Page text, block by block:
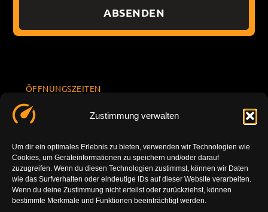
Zustimmung verwalten
Um dir ein optimales Erlebnis zu bieten, verwenden wir Technologien wie
Cookies, um Geräteinformationen zu speichern und/oder darauf
zuzugreifen. Wenn du diesen Technologien zustimmst, können wir Daten
wie das Surfverhalten oder eindeutige IDs auf dieser Website verarbeiten.
Wenn du deine Zustimmung nicht erteilst oder zurückziehst, können
bestimmte Merkmale und Funktionen beeinträchtigt werden.
ABSENDEN
ÖFFNUNGSZEITEN
Sa. 10.00 -
14.00
So.
geschlossen
INFORMATION
7777801
info@tuning-
vor-ort.com
DE-86179
g
Impressu
m